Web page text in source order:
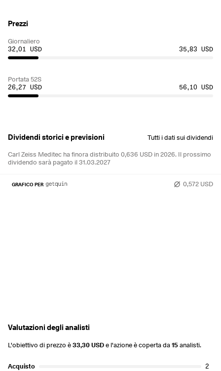
Dividendi storici e previsioni Tutti i dati sui dividendi
Carl Zeiss Meditec ha finora distribuito 0,636 USD in 2026. Il prossimo
dividendo sarà pagato il 31.03.2027
0,572 USD
GRAFICO PER
Prezzi
Giornaliero
32,01 USD
35,83 USD
Portata 52S
26,27 USD
56,10 USD
Valutazioni degli analisti
L'obiettivo di prezzo è33,30 USDe l'azione è coperta da15analisti.
Acquisto 2